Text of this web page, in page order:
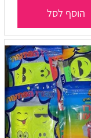
הוסף לסל